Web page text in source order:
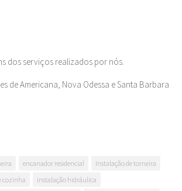
dos serviços realizados por nós.
de Americana, Nova Odessa e Santa Barbara
encanador residencial
Instalação de torneira
cozinha
instalação hidráulica